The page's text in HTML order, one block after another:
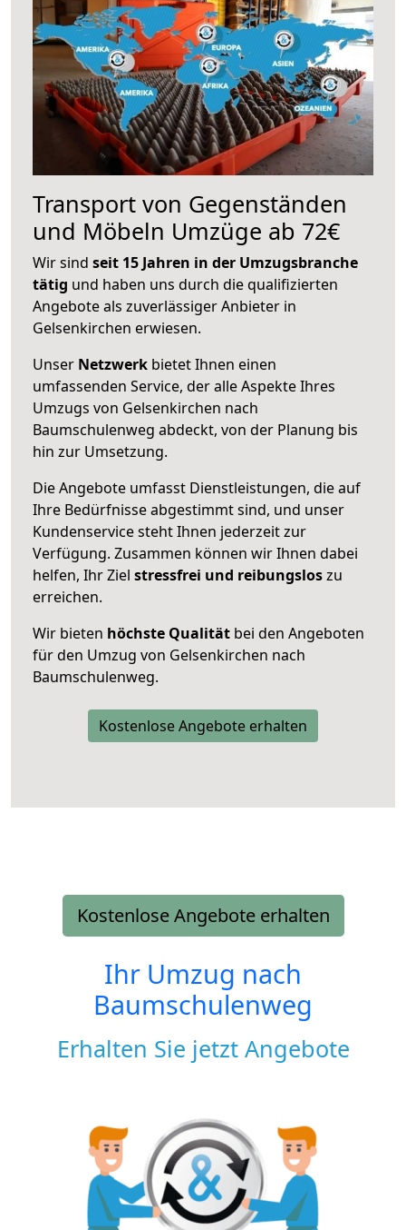
Transport von Gegenständen
und Möbeln Umzüge ab 72€
Wir sind seit 15 Jahren in der Umzugsbranche
tätig und haben uns durch die qualifizierten
Angebote als zuverlässiger Anbieter in
Gelsenkirchen erwiesen.
Unser Netzwerk bietet Ihnen einen
umfassenden Service, der alle Aspekte Ihres
Umzugs von Gelsenkirchen nach
Baumschulenweg abdeckt, von der Planung bis
hin zur Umsetzung.
Die Angebote umfasst Dienstleistungen, die auf
Ihre Bedürfnisse abgestimmt sind, und unser
Kundenservice steht Ihnen jederzeit zur
Verfügung. Zusammen können wir Ihnen dabei
helfen, Ihr Ziel stressfrei und reibungsloszu
erreichen.
Wir bieten höchste Qualität bei den Angeboten
für den Umzug von Gelsenkirchen nach
Baumschulenweg.
Kostenlose Angebote erhalten
Kostenlose Angebote erhalten
Ihr Umzug nach
Baumschulenweg
Erhalten Sie jetzt Angebote